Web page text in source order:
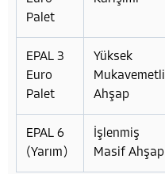
Palet
EPAL 3
Euro
Palet
Yüksek
Mukavemetli
Ahşap
EPAL 6
(Yarım)
İşlenmiş
Masif Ahşap